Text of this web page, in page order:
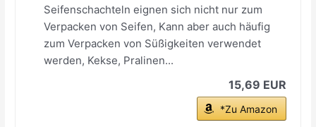
Seifenschachteln eignen sich nicht nur zum
Verpacken von Seifen, Kann aber auch häufig
zum Verpacken von Süßigkeiten verwendet
werden, Kekse, Pralinen...
15,69 EUR
*Zu Amazon